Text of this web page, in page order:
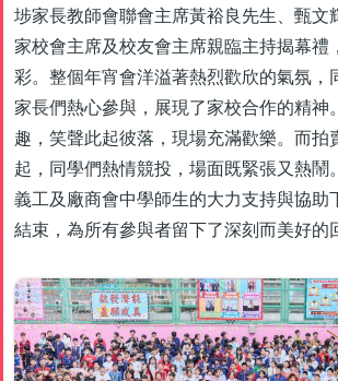
埗家長教師會聯會主席黃裕良先生、甄文
家校會主席及校友會主席親臨主持揭幕禮
彩。整個年宵會洋溢著熱烈歡欣的氣氛，
家長們熱心參與，展現了家校合作的精神
趣，笑聲此起彼落，現場充滿歡樂。而拍
起，同學們熱情競投，場面既緊張又熱鬧
義工及廠商會中學師生的大力支持與協助
結束，為所有參與者留下了深刻而美好的